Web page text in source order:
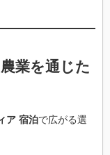
業を通じた
ア 宿泊で広がる選